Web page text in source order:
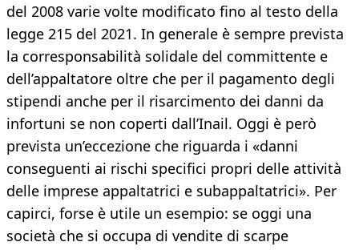
del 2008 varie volte modificato fino al testo della
legge 215 del 2021. In generale è sempre prevista
la corresponsabilità solidale del committente e
dell’appaltatore oltre che per il pagamento degli
stipendi anche per il risarcimento dei danni da
infortuni se non coperti dall’Inail. Oggi è però
prevista un’eccezione che riguarda i «danni
conseguenti ai rischi specifici propri delle attività
delle imprese appaltatrici e subappaltatrici». Per
capirci, forse è utile un esempio: se oggi una
società che si occupa di vendite di scarpe